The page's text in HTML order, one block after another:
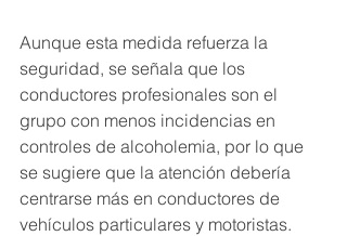
Aunque esta medida refuerza la
seguridad, se señala que los
conductores profesionales son el
grupo con menos incidencias en
controles de alcoholemia, por lo que
se sugiere que la atención debería
centrarse más en conductores de
vehículos particulares y motoristas.